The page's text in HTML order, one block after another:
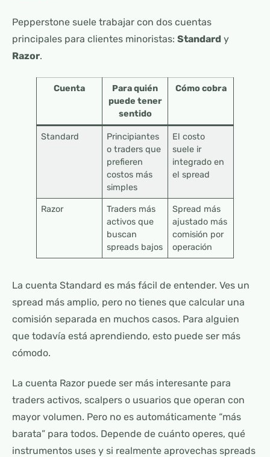
Pepperstone suele trabajar con dos cuentas
principales para clientes minoristas: Standard y
Razor.
Cuenta
Para quién
puede tener
sentido
Cómo cobra
Standard
Principiantes
o traders que
prefieren
costos más
simples
El costo
suele ir
integrado en
el spread
Razor
Traders más
activos que
buscan
spreads bajos
Spread más
ajustado más
comisión por
operación
La cuenta Standard es más fácil de entender. Ves un
spread más amplio, pero no tienes que calcular una
comisión separada en muchos casos. Para alguien
que todavía está aprendiendo, esto puede ser más
cómodo.
La cuenta Razor puede ser más interesante para
traders activos, scalpers o usuarios que operan con
mayor volumen. Pero no es automáticamente “más
barata” para todos. Depende de cuánto operes, qué
instrumentos uses y si realmente aprovechas spreads